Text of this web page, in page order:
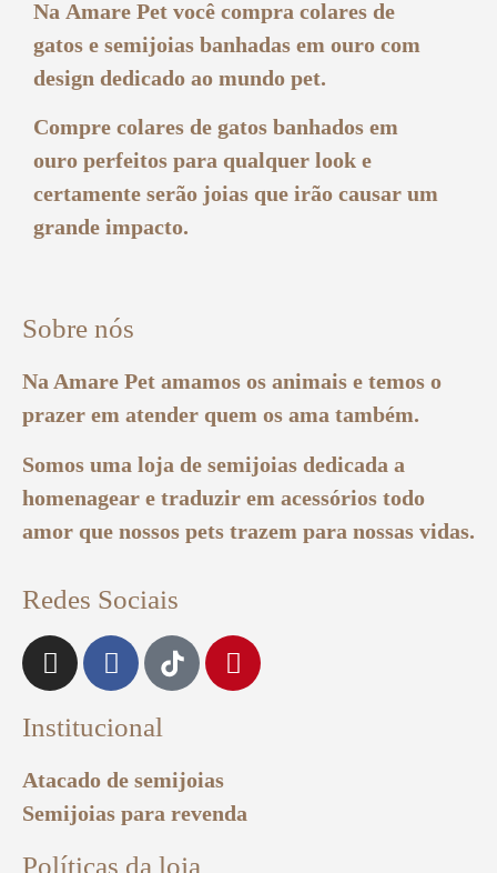
Na Amare Pet você compra colares de
gatos e semijoias banhadas em ouro com
design dedicado ao mundo pet.
Compre colares de gatos banhados em
ouro perfeitos para qualquer look e
certamente serão joias que irão causar um
grande impacto.
Sobre nós
Na Amare Pet amamos os animais e temos o
prazer em atender quem os ama também.
Somos uma loja de semijoias dedicada a
homenagear e traduzir em acessórios todo
amor que nossos pets trazem para nossas vidas.
Redes Sociais
Institucional
Atacado de semijoias
Semijoias para revenda
Políticas da loja